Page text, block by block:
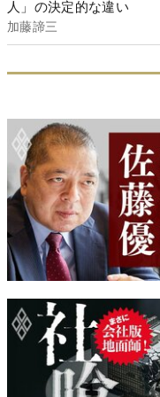
人」の決定的な違い
加藤諦三